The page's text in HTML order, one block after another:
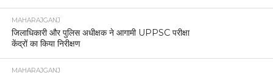
MAHARAJGANJ
जिलाधिकारी और पुलिस अधीक्षक ने आगामी UPPSC परीक्षा
केंद्रों का किया निरीक्षण
MAHARAJGANJ